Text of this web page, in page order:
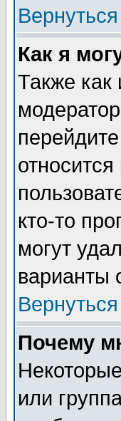
Как я
Также как
кто-то
могут
варианты
Почему
или